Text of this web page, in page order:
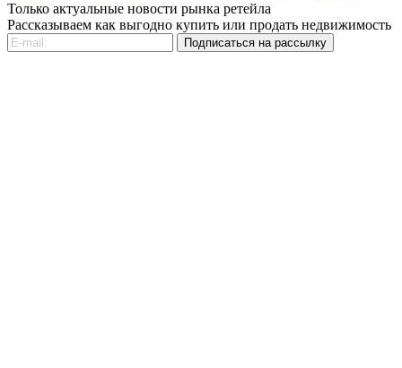
Только актуальные новости рынка ретейла
Рассказываем как выгодно купить или продать недвижимость